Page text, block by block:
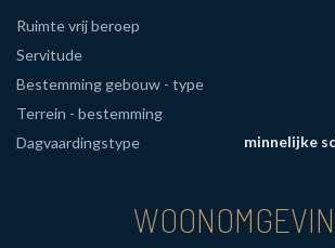
Ruimte vrij beroep
Servitude
Bestemming gebouw - type
Terrein - bestemming
Dagvaardingstype
minnelijke